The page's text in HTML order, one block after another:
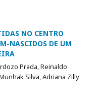
NO CENTRO
NASCIDOS DE UM
Prada, Reinaldo
Silva, Adriana Zilly